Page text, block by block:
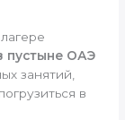
пустыне ОАЭ
занятий,
в